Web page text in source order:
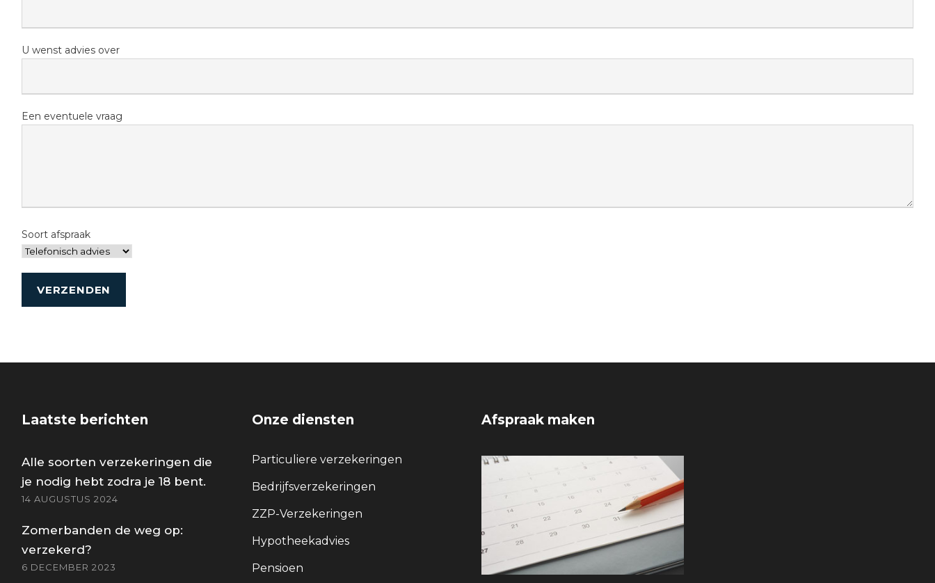
U wenst advies over
Een eventuele vraag
Soort afspraak
Laatste berichten
Alle soorten verzekeringen die
je nodig hebt zodra je 18 bent.
14 AUGUSTUS 2024
Zomerbanden de weg op:
verzekerd?
6 DECEMBER 2023
Onze diensten
Particuliere verzekeringen
Bedrijfsverzekeringen
ZZP-Verzekeringen
Hypotheekadvies
Pensioen
Afspraak maken